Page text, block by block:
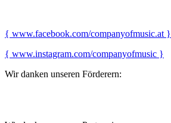
{ www.facebook.com/companyofmusic.at }
{ www.instagram.com/companyofmusic }
Wir danken unseren Förderern: